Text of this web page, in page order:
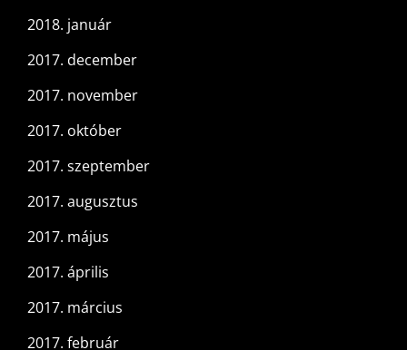
2018. január
2017. december
2017. november
2017. október
2017. szeptember
2017. augusztus
2017. május
2017. április
2017. március
2017. február